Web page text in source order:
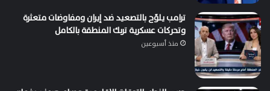
ترامب يلوّح بالتصعيد ضد إيران ومفاوضات متعثرة
وتحركات عسكرية تربك المنطقة بالكامل
منذ أسبوعين